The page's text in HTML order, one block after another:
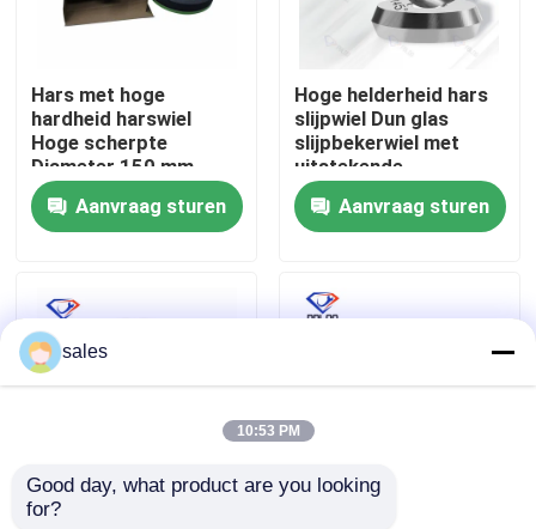
Kwaliteitscontrole
Contacteer ons
Vraag een offerte aan
diamant malend wiel
Gegalvaniseerd malend wiel
Hars met hoge
hardheid harswiel
Hoge scherpte
Diameter 150 mm
Ontworpen voor
langdurige prestaties
bij snijden en slijpen
Aanvraag sturen
Hoge helderheid hars
slijpwiel Dun glas
slijpbekerwiel met
uitstekende
duurzaamheid en
slijpdoeltreffendheid
Aanvraag sturen
Dunne glazen slijphars
sales
10:53 PM
Good day, what product are you looking
for?